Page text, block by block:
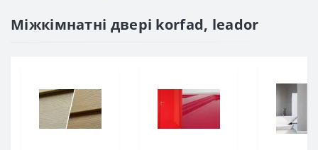
Міжкімнатні двері korfad, leador